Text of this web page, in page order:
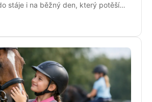
stáje i na běžný den, který potěší